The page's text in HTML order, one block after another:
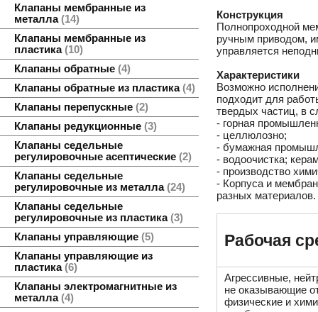
Клапаны мембранные из
металла 14
Клапаны мембранные из
пластика 10
Клапаны обратные 4
Клапаны обратные из пластика 4
Клапаны перепускные 2
Клапаны редукционные 3
Клапаны седельные
регулировочные асептические 2
Клапаны седельные
регулировочные из металла 24
Клапаны седельные
регулировочные из пластика 3
Клапаны управляющие 5
Клапаны управляющие из
пластика 6
Клапаны электромагнитные из
металла 4
Конструкция
Полнопроходной
ручным приводом,
управляется
Характеристики
Возможно
подходит для
твердых частиц, в
- горная
- целлюлозно;
- бумажная
- водоочистка;
- производство
- Корпуса и
разных материалов.
Рабочая
Агрессивные,
не оказывающие
физические и